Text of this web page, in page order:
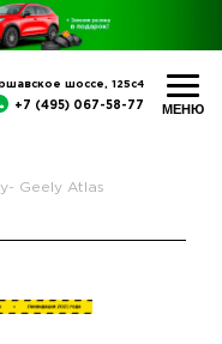
шоссе, 125с4
+7 (495) 067-58-77
- Geely Atlas